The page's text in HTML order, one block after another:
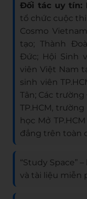
Đối tác uy tín:
tổ chức cuộc thi
Cosmo
tạo; Thành
Đức; Hội Sinh
viên Việt Nam
sinh viên
Tân; Các
TP.HCM,
học Mở
đẳng trên toàn
“Study Space”
và tài liệu miễn